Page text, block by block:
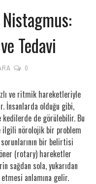
Tedavi
0
ve ritmik hareketleriyle
İnsanlarda olduğu gibi,
kedilerde de görülebilir. Bu
ilgili nörolojik bir problem
bir belirtisi
(rotary) hareketler
sağdan sola, yukarıdan
anlamına gelir.